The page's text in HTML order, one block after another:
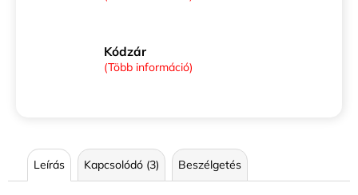
Kódzár
(Több információ)
Leírás Kapcsolódó (3) Beszélgetés